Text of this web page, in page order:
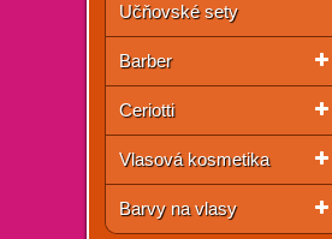
Učňovské sety
Barber
Ceriotti
Vlasová kosmetika
Barvy na vlasy